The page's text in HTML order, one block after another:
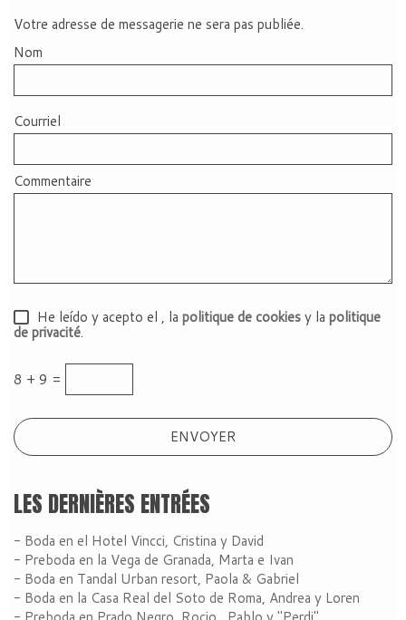
Votre adresse de messagerie ne sera pas publiée.
Nom
Courriel
Commentaire
He leído y acepto el , la politique de cookiesy la politique
de privacité.
8 + 9 =
LES DERNIÈRES ENTRÉES
- Boda en el Hotel Vincci, Cristina y David
- Preboda en la Vega de Granada, Marta e Ivan
- Boda en Tandal Urban resort, Paola & Gabriel
- Boda en la Casa Real del Soto de Roma, Andrea y Loren